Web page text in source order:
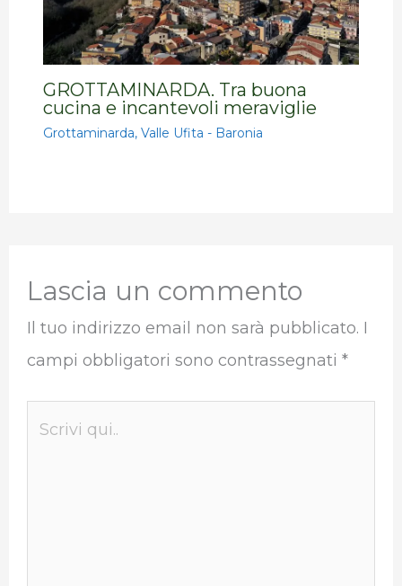
GROTTAMINARDA. Tra buona
cucina e incantevoli meraviglie
Grottaminarda,Valle Ufita - Baronia
Lascia un commento
Il tuo indirizzo email non sarà pubblicato. I
campi obbligatori sono contrassegnati *